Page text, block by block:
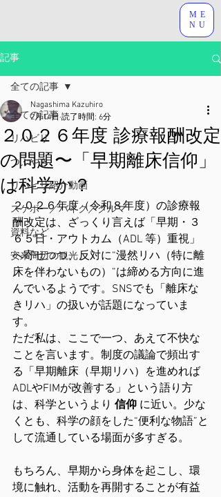
ME
NU
記事
全ての記事
リハビリ
つぶやき
リハビリ紹介動画
スケボー／バイク／クルマ
資料など
安来周辺の観光
全ての記事
２０２６年度 診療報酬改定
の問題〜「早期離床信仰」
は科学か？
Nagashima Kazuhiro
2月14日 読了時間: 6分
２０２６年度（令和８年度）の診療報
酬改定は、ざっくり言えば「早期・３
６５日・アウトカム（ADL 等）重視」
へ寄せつつ、反対に“漫然リハ（特に離
床を伴わないもの）”は締める方向に進
んでいるようです。SNSでも「離床な
きリハ」の扱いが話題になっていま
す。
ただ私は、ここで一つ、あえて不快な
ことを言います。制度の議論で頻出す
る「早期離床（早期リハ）を進めれば
ADLやFIMが改善する」という語り方
は、科学というより 信仰 に近い。少な
くとも、科学の顔をした“便利な物語”と
して流通している場面が多すぎる。
もちろん、早期から身体を起こし、環
境に触れ、活動を再開することが有益